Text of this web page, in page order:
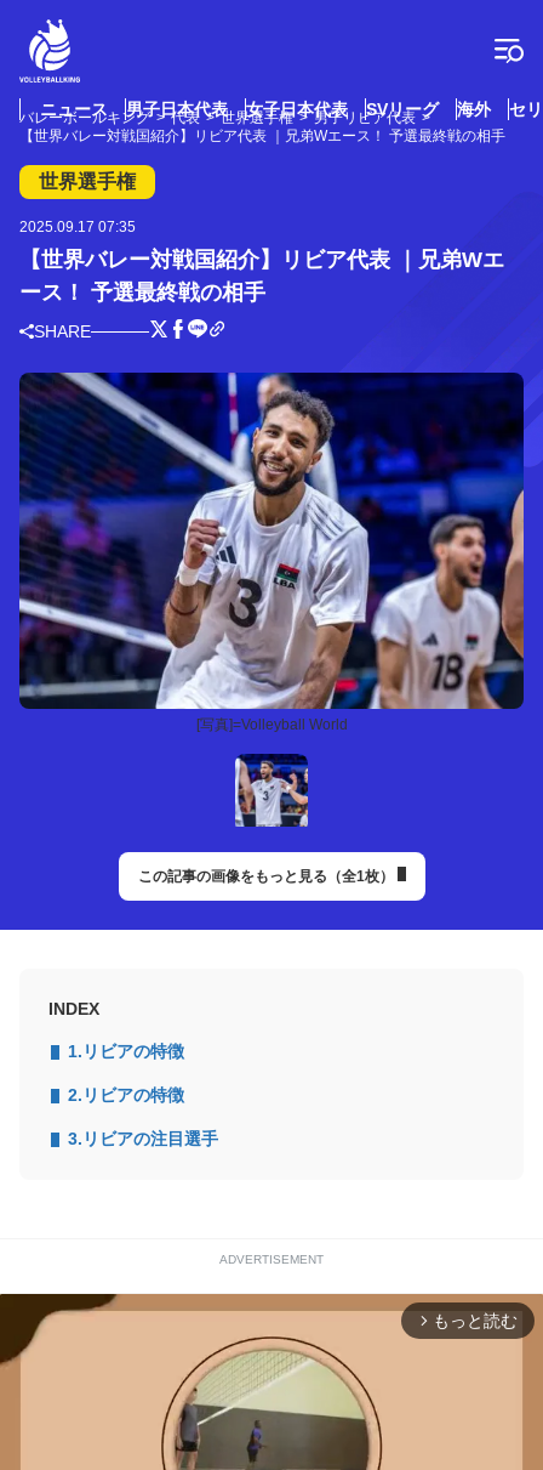
ニュース 男子日本代表 女子日本代表 SVリーグ 海外 セ
バレーボールキング 代表 世界選手権
男子リビア代表
【世界バレー対戦国紹介】リビア代表 ｜兄弟Wエース！ 予選最終戦の相手
世界選手権
2025.09.17 07:35
【世界バレー対戦国紹介】リビア代表 ｜兄弟Wエ
ース！ 予選最終戦の相手
SHARE
この記事の画像をもっと見る（全1枚）
[写真]=Volleyball World
INDEX
1.リビアの特徴
2.リビアの特徴
3.リビアの注目選手
ADVERTISEMENT
arrow_forward_ios もっと読む